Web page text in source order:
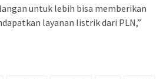
untuk lebih bisa memberikan
layanan listrik dari PLN,”